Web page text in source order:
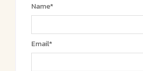
Name*
Email*